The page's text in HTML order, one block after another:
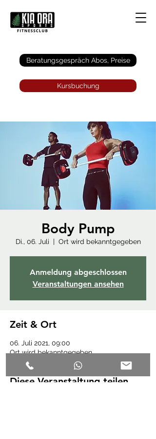
Beratungsgespräch Abos, Preise
Kursbuchung
Body Pump
Di., 06. Juli
  |
Ort wird bekanntgegeben
Anmeldung abgeschlossen
Veranstaltungen ansehen
Zeit & Ort
06. Juli 2021, 09:00
Ort wird bekanntgegeben
Diese Veranstaltung teilen